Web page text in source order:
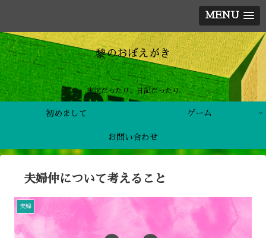
MENU
黎のおぼえがき
実況だったり、日記だったり
初めまして ゲーム
お問い合わせ
夫婦仲について考えること
夫婦